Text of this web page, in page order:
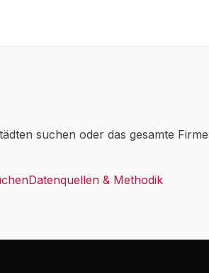
suchen oder das gesamte
Datenquellen & Methodik